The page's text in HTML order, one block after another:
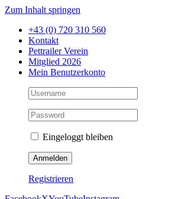
Zum Inhalt springen
+43 (0) 720 310 560
Kontakt
Pettrailer Verein
Mitglied 2026
Mein Benutzerkonto
Eingeloggt bleiben
Registrieren